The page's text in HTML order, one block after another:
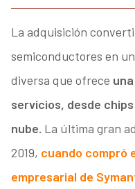
La adquisición
semiconductores en
diversa que ofrece
servicios, desde
nube. La última gran
2019, cuando compró
empresarial de